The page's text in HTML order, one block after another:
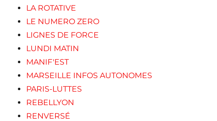
LA ROTATIVE
LE NUMERO ZERO
LIGNES DE FORCE
LUNDI MATIN
MANIF'EST
MARSEILLE INFOS AUTONOMES
PARIS-LUTTES
REBELLYON
RENVERSÉ